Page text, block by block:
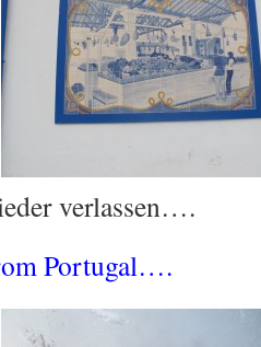
verlassen….
Portugal….